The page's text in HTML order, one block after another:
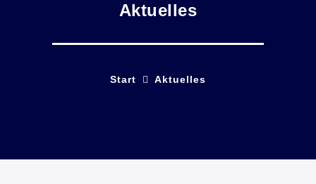
Aktuelles
Start Aktuelles